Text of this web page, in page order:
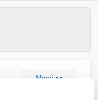
Menú Abrir/cerrar